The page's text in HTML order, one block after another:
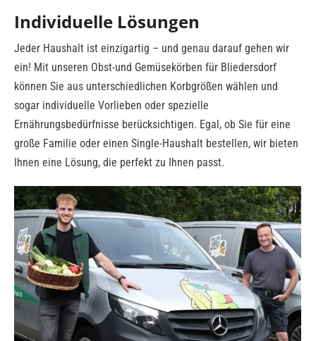
Individuelle Lösungen
Jeder Haushalt ist einzigartig – und genau darauf gehen wir
ein! Mit unseren Obst-und Gemüsekörben für Bliedersdorf
können Sie aus unterschiedlichen Korbgrößen wählen und
sogar individuelle Vorlieben oder spezielle
Ernährungsbedürfnisse berücksichtigen. Egal, ob Sie für eine
große Familie oder einen Single-Haushalt bestellen, wir bieten
Ihnen eine Lösung, die perfekt zu Ihnen passt.